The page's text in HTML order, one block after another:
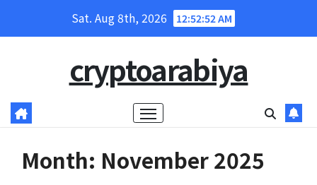
Sat. Aug 8th, 2026 12:52:53 AM
cryptoarabiya
Month: November 2025